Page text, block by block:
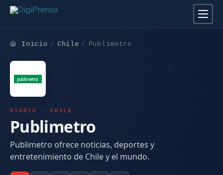
Inicio Chile Publimetro
DIARIO · CHILE
Publimetro
Publimetro ofrece noticias, deportes y
entretenimiento de Chile y el mundo.